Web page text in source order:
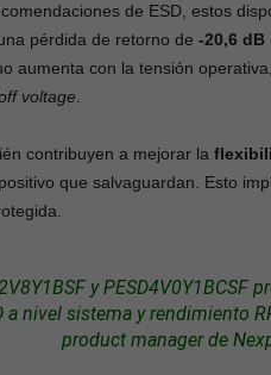
de ESD, estos
pérdida de retorno de -20,6 dB
aumenta con la tensión
voltage
contribuyen a mejorar la
que salvaguardan. Esto
y PESD4V0Y1BCSF
a nivel sistema y rendimiento
product manager de